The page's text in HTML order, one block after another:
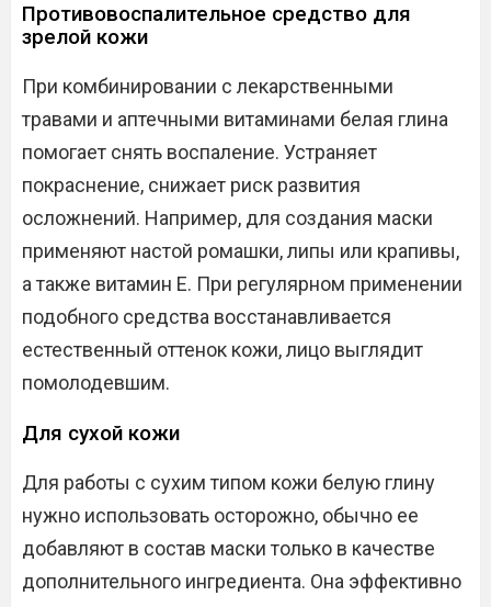
Противовоспалительное средство для
зрелой кожи
При комбинировании с лекарственными
травами и аптечными витаминами белая глина
помогает снять воспаление. Устраняет
покраснение, снижает риск развития
осложнений. Например, для создания маски
применяют настой ромашки, липы или крапивы,
а также витамин Е. При регулярном применении
подобного средства восстанавливается
естественный оттенок кожи, лицо выглядит
помолодевшим.
Для сухой кожи
Для работы с сухим типом кожи белую глину
нужно использовать осторожно, обычно ее
добавляют в состав маски только в качестве
дополнительного ингредиента. Она эффективно